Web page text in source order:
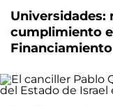
Universidades:
cumplimiento
Financiamiento